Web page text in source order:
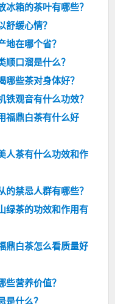
箱的茶叶有哪些？
舒缓心情？
在哪个省？
口溜是什么？
些茶对身体好？
观音有什么功效？
福鼎白茶有什么好
人茶有什么功效和作
禁忌人群有哪些？
绿茶的功效和作用有
鼎白茶怎么看质量好
营养价值？
是什么？